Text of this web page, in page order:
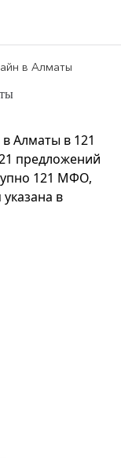
в Алматы
Алматы в 121
предложений
121 МФО,
в